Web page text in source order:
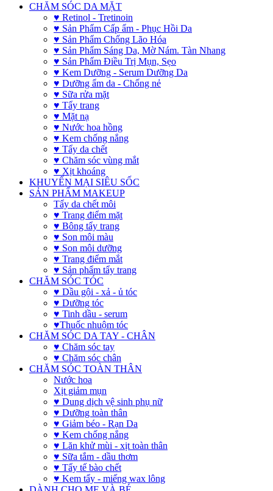
CHĂM SÓC DA MẶT
♥ Retinol - Tretinoin
♥ Sản Phẩm Cấp ẩm - Phục Hồi Da
♥ Sản Phẩm Chống Lão Hóa
♥ Sản Phẩm Sáng Da, Mờ Nám. Tàn Nhang
♥ Sản Phẩm Điều Trị Mụn, Sẹo
♥ Kem Dưỡng - Serum Dưỡng Da
♥ Dưỡng ẩm da - Chống nẻ
♥ Sữa rửa mặt
♥ Tẩy trang
♥ Mặt nạ
♥ Nước hoa hồng
♥ Kem chống nắng
♥ Tẩy da chết
♥ Chăm sóc vùng mắt
♥ Xịt khoáng
KHUYẾN MẠI SIÊU SỐC
SẢN PHẨM MAKEUP
Tẩy da chết môi
♥ Trang điểm mặt
♥ Bông tẩy trang
♥ Son môi màu
♥ Son môi dưỡng
♥ Trang điểm mắt
♥ Sản phẩm tẩy trang
CHĂM SÓC TÓC
♥ Dầu gội - xả - ủ tóc
♥ Dưỡng tóc
♥ Tinh dầu - serum
♥Thuốc nhuộm tóc
CHĂM SÓC DA TAY - CHÂN
♥ Chăm sóc tay
♥ Chăm sóc chân
CHĂM SÓC TOÀN THÂN
Nước hoa
Xịt giảm mụn
♥ Dung dịch vệ sinh phụ nữ
♥ Dưỡng toàn thân
♥ Giảm béo - Rạn Da
♥ Kem chống nắng
♥ Lăn khử mùi - xịt toàn thân
♥ Sữa tắm - dầu thơm
♥ Tẩy tế bào chết
♥ Kem tẩy - miếng wax lông